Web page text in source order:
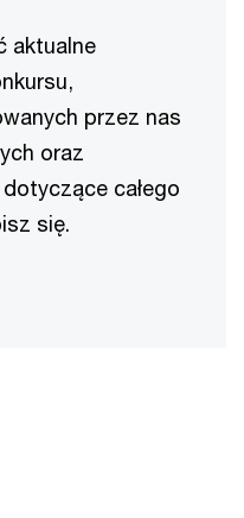
aktualne
przez nas
oraz
całego
się.